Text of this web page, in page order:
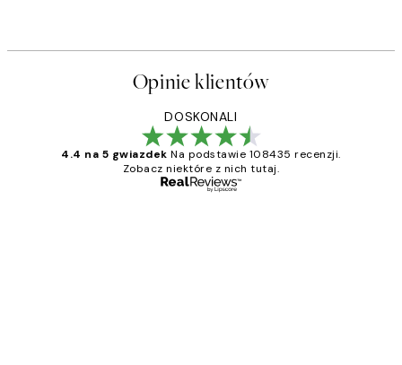
Opinie klientów
DOSKONALI
4.4 na 5 gwiazdek Na podstawie 108435 recenzji.
Zobacz niektóre z nich tutaj.